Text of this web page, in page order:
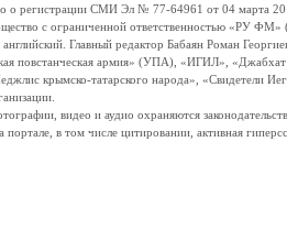
регистрации СМИ Эл № 77-64961 от 04 марта
с ограниченной ответственностью «РУ
Главный редактор Бабаян Роман
повстанческая армия» (УПА), «ИГИЛ»,
крымско-татарского народа», «Свидетели
видео и аудио охраняются
в том числе цитировании, активная